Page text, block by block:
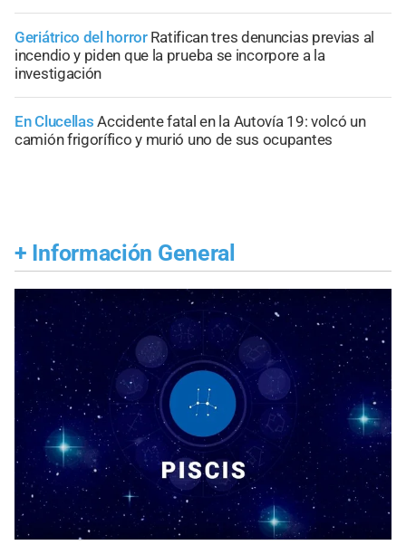
Geriátrico del horror Ratifican tres denuncias previas al
incendio y piden que la prueba se incorpore a la
investigación
En Clucellas Accidente fatal en la Autovía 19: volcó un
camión frigorífico y murió uno de sus ocupantes
+ Información General